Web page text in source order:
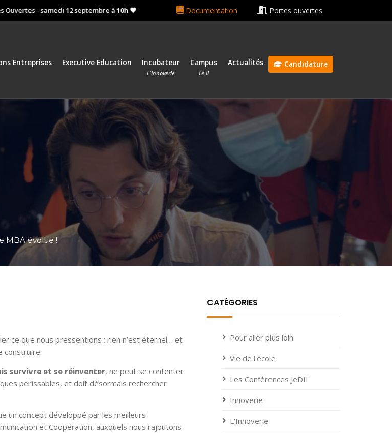
- samedi 12 septembre à10h 🧡 Prochain rentrée le 13 octobre 2026 🎓 Bonnes vacances ☀️😎
Documentation Portes ouvertes
Entreprises Executive Education Incubateur
L'Innoverie
Campus
Le II
Actualités Candidature
MBA évolue !
ce que nous pressentions : rien n’est éternel… et
construire.
survivre et se réinventer, ne peut se contenter
périssables, et doit désormais rechercher
un concept développé par les meilleurs
et Coopération, auxquels nous rajoutons
CATÉGORIES
Pour aller plus loin
Vie de l'école
Les Conférences JeDII
Innoverie
L'Innoverie